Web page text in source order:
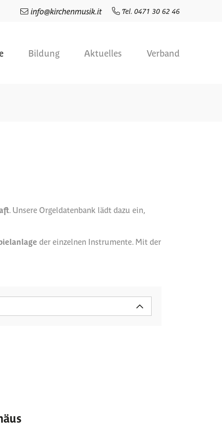
info@kirchenmusik.it Tel. 0471 30 62 46
Bildung Aktuelles Verband
. Unsere Orgeldatenbank lädt dazu ein,
der einzelnen Instrumente. Mit der